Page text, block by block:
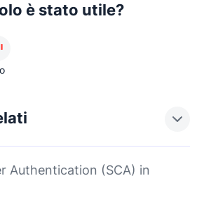
è stato utile?
Authentication (SCA) in